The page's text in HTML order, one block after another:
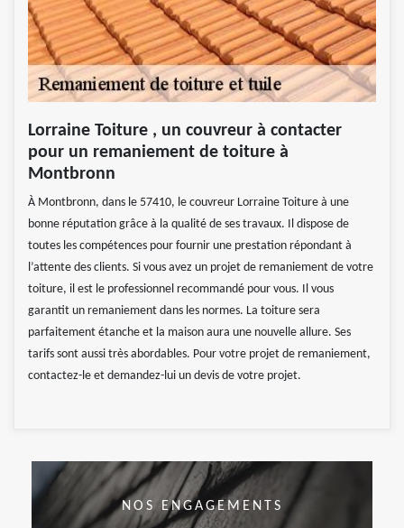
Lorraine Toiture , un couvreur à contacter
pour un remaniement de toiture à
Montbronn
À Montbronn, dans le 57410, le couvreur Lorraine Toiture à une
bonne réputation grâce à la qualité de ses travaux. Il dispose de
toutes les compétences pour fournir une prestation répondant à
l’attente des clients. Si vous avez un projet de remaniement de votre
toiture, il est le professionnel recommandé pour vous. Il vous
garantit un remaniement dans les normes. La toiture sera
parfaitement étanche et la maison aura une nouvelle allure. Ses
tarifs sont aussi très abordables. Pour votre projet de remaniement,
contactez-le et demandez-lui un devis de votre projet.
NOS ENGAGEMENTS